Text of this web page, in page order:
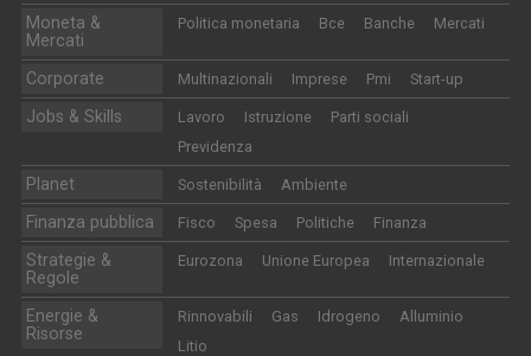
Moneta &
Mercati
Politica monetaria Bce Banche Mercati
Corporate Multinazionali Imprese Pmi Start-up
Jobs & Skills Lavoro Istruzione
Parti sociali
Previdenza
Planet Sostenibilità Ambiente
Finanza pubblica Fisco Spesa Politiche Finanza
Strategie &
Regole
Eurozona Unione Europea Internazionale
Energie &
Risorse
Rinnovabili Gas Idrogeno
Alluminio
Litio